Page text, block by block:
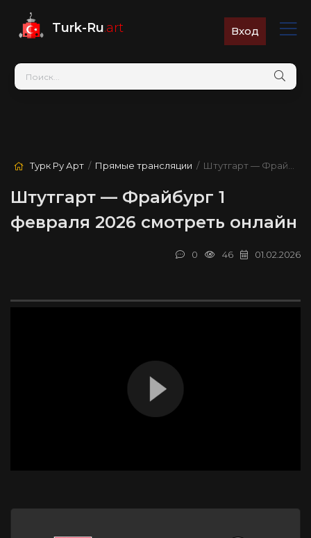
Turk-Ru.art Вход
Турк Ру Арт / Прямые трансляции / Штутгарт — Фрайбург
Штутгарт — Фрайбург 1
февраля 2026 смотреть онлайн
01.02.2026
46
0